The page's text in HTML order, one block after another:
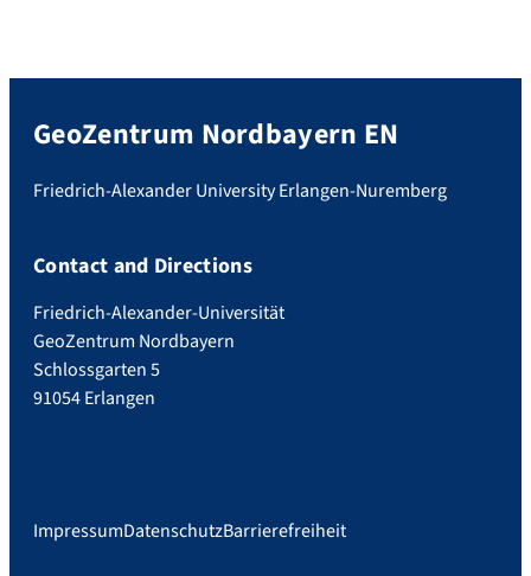
GeoZentrum Nordbayern EN
Friedrich-Alexander University Erlangen-Nuremberg
Contact and Directions
Friedrich-Alexander-Universität
GeoZentrum Nordbayern
Schlossgarten 5
91054 Erlangen
ImpressumDatenschutzBarrierefreiheit